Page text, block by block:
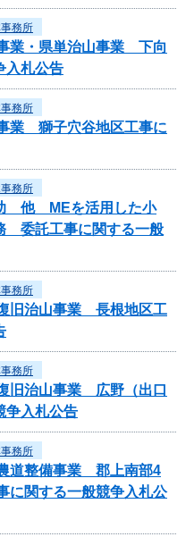
務所
業・県単治山事業 下向
入札公告
務所
業 獅子穴谷地区工事に
務所
他 MEを活用した小
委託工事に関する一般
務所
旧治山事業 長根地区工
務所
旧治山事業 広野（出口
争入札公告
務所
道整備事業 郡上南部4
関する一般競争入札公